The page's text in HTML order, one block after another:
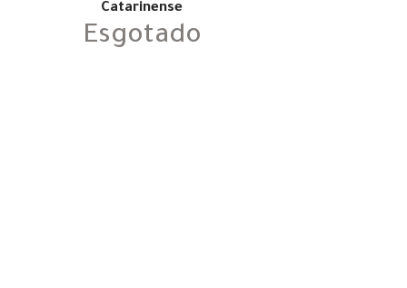
Catarinense
Esgotado